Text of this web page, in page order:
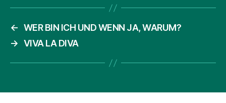
← WER BIN ICH UND WENN JA, WARUM?
→ VIVA LA DIVA